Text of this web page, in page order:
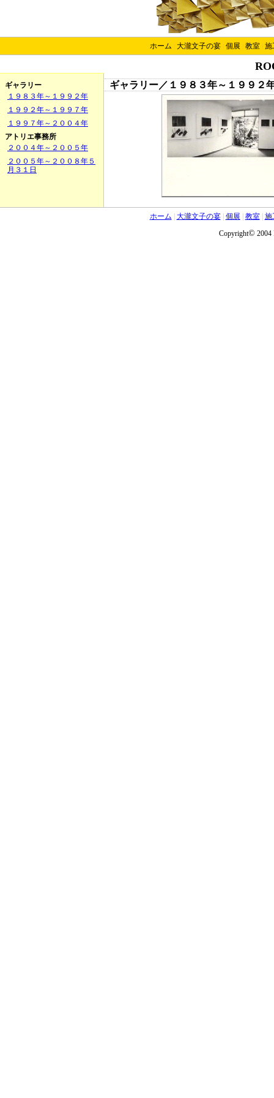
ホーム 大瀧文子の宴| 個展 教室| 施
ギャラリー
１９８３年～１９９２年
１９９２年～１９９７年
１９９７年～２００４年
アトリエ事務所
２００４年～２００５年
２００５年～２００８年５
月３１日
ギャラリー／１９８３年～１９９２
ホーム 大瀧文子の宴| 個展 教室| 施
Copyright© 2004